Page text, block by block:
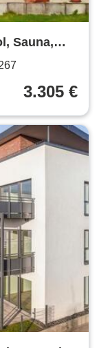
Sauna,
3.305 €